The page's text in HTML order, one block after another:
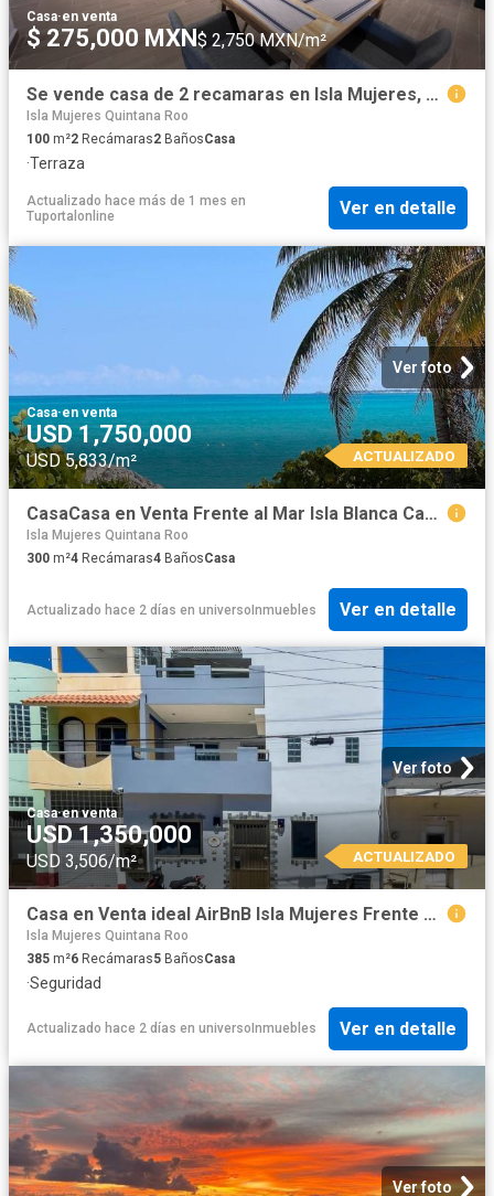
Casa·en venta
$ 275,000 MXN$ 2,750 MXN/m²
Se vende casa de 2 recamaras en Isla Mujeres, Quintana Roo
Isla Mujeres Quintana Roo
100 m²2 Recámaras2 BañosCasa
·Terraza
Actualizado hace más de 1 mes en
Tuportalonline
Ver en detalle
Ver foto
Casa·en venta
USD 1,750,000
USD 5,833/m² ACTUALIZADO
CasaCasa en Venta Frente al Mar Isla Blanca Cancun
Isla Mujeres Quintana Roo
300 m²4 Recámaras4 BañosCasa
Actualizado hace 2 días en universoInmuebles Ver en detalle
Ver foto
Casa·en venta
USD 1,350,000
USD 3,506/m² ACTUALIZADO
Casa en Venta ideal AirBnB Isla Mujeres Frente al Mar
Isla Mujeres Quintana Roo
385 m²6 Recámaras5 BañosCasa
·Seguridad
Actualizado hace 2 días en universoInmuebles Ver en detalle
Ver foto